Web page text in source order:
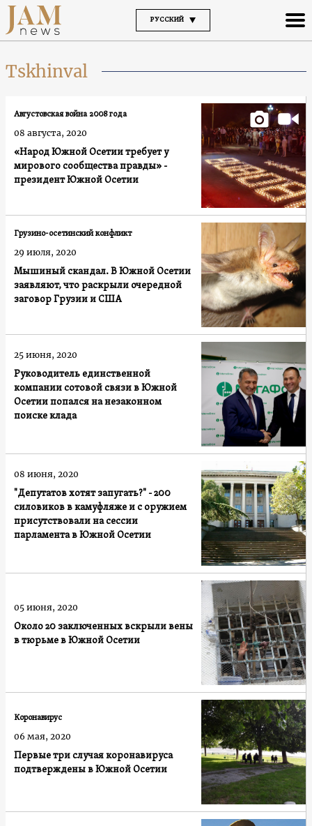
РУССКИЙ
Tskhinval
«Народ Южной Осетии требует у
мирового сообщества правды» -
президент Южной Осетии
Августовская война 2008 года
08 августа, 2020
Мышиный скандал. В Южной Осетии
заявляют, что раскрыли очередной
заговор Грузии и США
Грузино-осетинский конфликт
29 июля, 2020
Руководитель единственной
компании сотовой связи в Южной
Осетии попался на незаконном
поиске клада
25 июня, 2020
"Депутатов хотят запугать?" - 200
силовиков в камуфляже и с оружием
присутствовали на сессии
парламента в Южной Осетии
08 июня, 2020
Около 20 заключенных вскрыли вены
в тюрьме в Южной Осетии
05 июня, 2020
Первые три случая коронавируса
подтверждены в Южной Осетии
Коронавирус
06 мая, 2020